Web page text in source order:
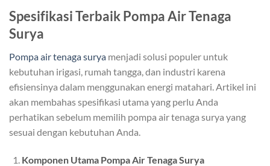
Spesifikasi Terbaik Pompa Air Tenaga
Surya
Pompa air tenaga surya menjadi solusi populer untuk
kebutuhan irigasi, rumah tangga, dan industri karena
efisiensinya dalam menggunakan energi matahari. Artikel ini
akan membahas spesifikasi utama yang perlu Anda
perhatikan sebelum memilih pompa air tenaga surya yang
sesuai dengan kebutuhan Anda.
Komponen Utama Pompa Air Tenaga Surya